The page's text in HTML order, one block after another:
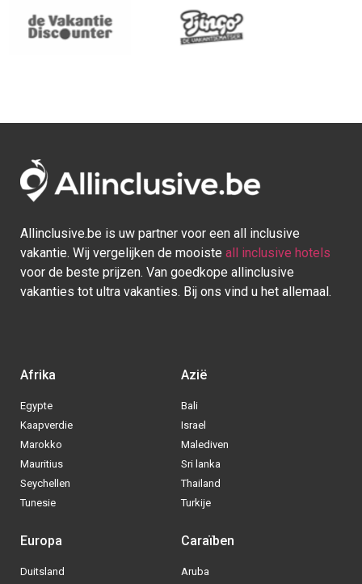
Allinclusive.be is uw partner voor een all inclusive
vakantie. Wij vergelijken de mooiste all inclusive hotels
voor de beste prijzen. Van goedkope allinclusive
vakanties tot ultra vakanties. Bij ons vind u het allemaal.
Afrika
Egypte
Kaapverdie
Marokko
Mauritius
Seychellen
Tunesie
Azië
Bali
Israel
Malediven
Sri lanka
Thailand
Turkije
Europa
Duitsland
Caraïben
Aruba